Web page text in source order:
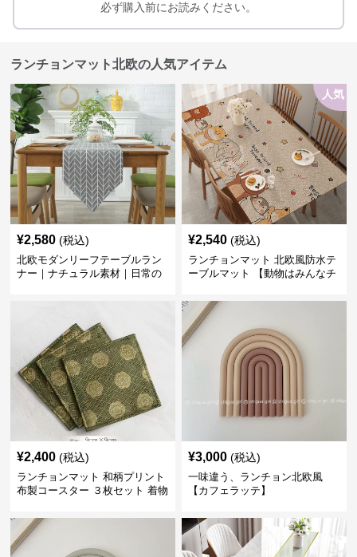
必ず購入前にお読みください。
ランチョンマット北欧の人気アイテム
¥2,580 (税込)
北欧モダンリーフテーブルラン
ナー｜ナチュラル素材｜日常の
人気
¥2,540 (税込)
ランチョンマット 北欧風防水テ
ーブルマット 【動物はみんなチ
¥2,400 (税込)
ランチョンマット 和柄プリント
布製コースター ３枚セット 着物
¥3,000 (税込)
一味違う、ランチョン北欧風
【カフェラッテ】